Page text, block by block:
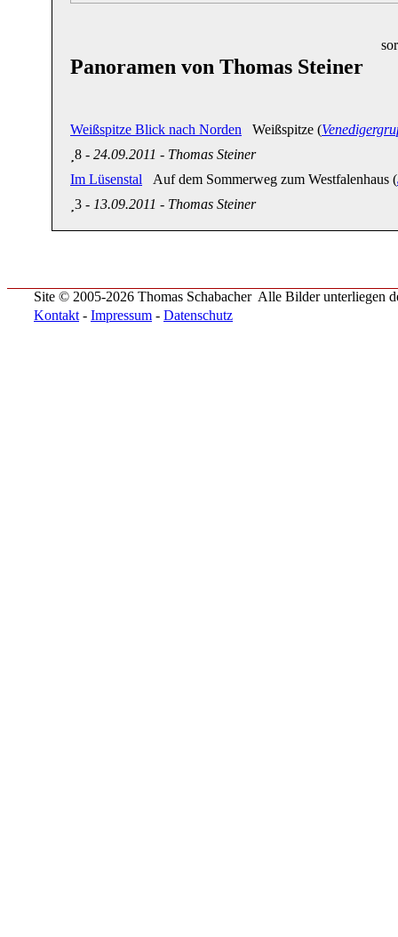
Panoramen von Thomas Steiner
Weißspitze Blick nach Norden Weißspitze (
8 - 24.09.2011 - Thomas Steiner
Im Lüsenstal Auf dem Sommerweg zum Westfalenhaus (
3 - 13.09.2011 - Thomas Steiner
Site © 2005-2026 Thomas Schabacher Alle Bilder unterliegen
Kontakt - Impressum - Datenschutz